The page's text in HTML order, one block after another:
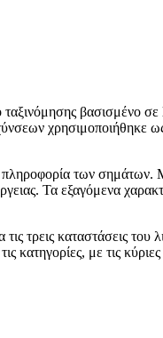
βασισμένο
χρησιμοποιήθηκε
των σημάτων.
Τα εξαγόμενα
τρεις καταστάσεις
κατηγορίες, με τις